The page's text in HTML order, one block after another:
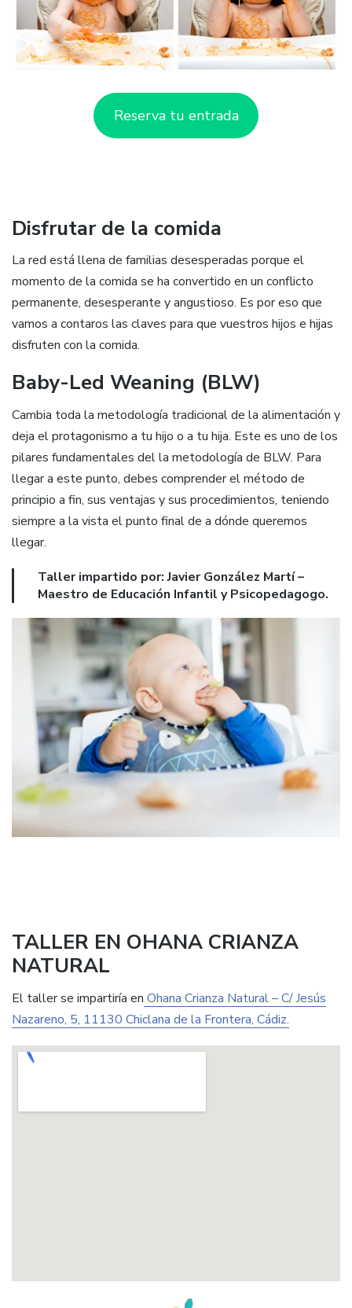
Reserva tu entrada
Disfrutar de la comida
La red está llena de familias desesperadas porque el
momento de la comida se ha convertido en un conflicto
permanente, desesperante y angustioso. Es por eso que
vamos a contaros las claves para que vuestros hijos e hijas
disfruten con la comida.
Baby-Led Weaning (BLW)
Cambia toda la metodología tradicional de la alimentación y
deja el protagonismo a tu hijo o a tu hija. Este es uno de los
pilares fundamentales del la metodología de BLW. Para
llegar a este punto, debes comprender el método de
principio a fin, sus ventajas y sus procedimientos, teniendo
siempre a la vista el punto final de a dónde queremos
llegar.
Taller impartido por: Javier González Martí –
Maestro de Educación Infantil y Psicopedagogo.
TALLER EN OHANA CRIANZA
NATURAL
El taller se impartiría en Ohana Crianza Natural – C/ Jesús
Nazareno, 5, 11130 Chiclana de la Frontera, Cádiz.